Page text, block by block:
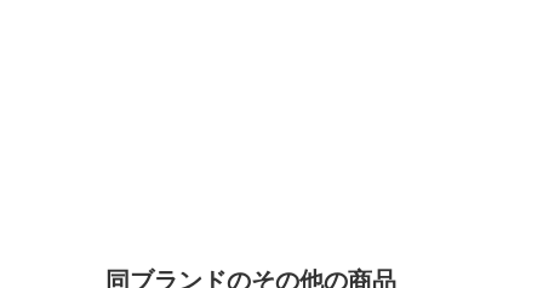
同ブランドのその他の商品